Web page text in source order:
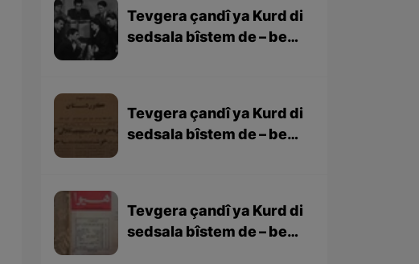
Tevgera çandî ya Kurd di
sedsala bîstem de – beşa
Tevgera çandî ya Kurd di
sedsala bîstem de – beşa
Tevgera çandî ya Kurd di
sedsala bîstem de – beşa